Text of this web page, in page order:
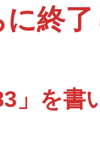
に終
」を書